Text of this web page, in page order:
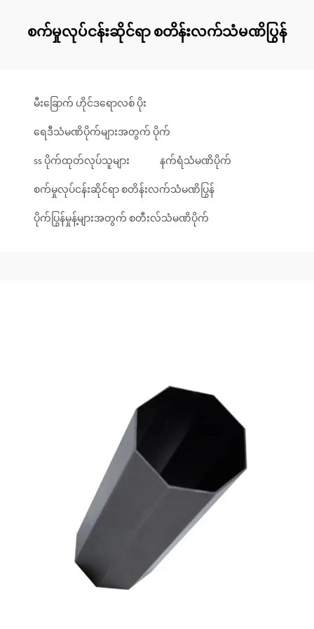
စက်မှုလုပ်ငန်းဆိုင်ရာ စတိန်းလက်သံမဏိပြွန်
မီးခြောက် ဟိုင်ဒရောလစ် ပိုး
ရေဒီသံမဏိပိုက်များအတွက် ပိုက်
ss ပိုက်ထုတ်လုပ်သူများ နက်ရံသံမဏိပိုက်
စက်မှုလုပ်ငန်းဆိုင်ရာ စတိန်းလက်သံမဏိပြွန်
ပိုက်ပြွန်မှုန့်များအတွက် စတီးလ်သံမဏိပိုက်